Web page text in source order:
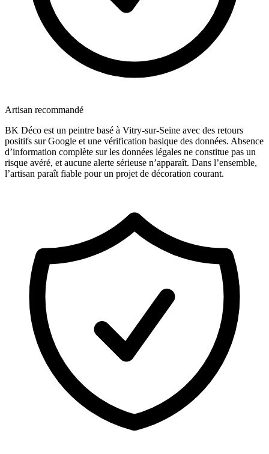
Artisan recommandé
BK Déco est un peintre basé à Vitry-sur-Seine avec des retours
positifs sur Google et une vérification basique des données. Absence
d’information complète sur les données légales ne constitue pas un
risque avéré, et aucune alerte sérieuse n’apparaît. Dans l’ensemble,
l’artisan paraît fiable pour un projet de décoration courant.